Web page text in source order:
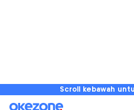
Scroll kebawah